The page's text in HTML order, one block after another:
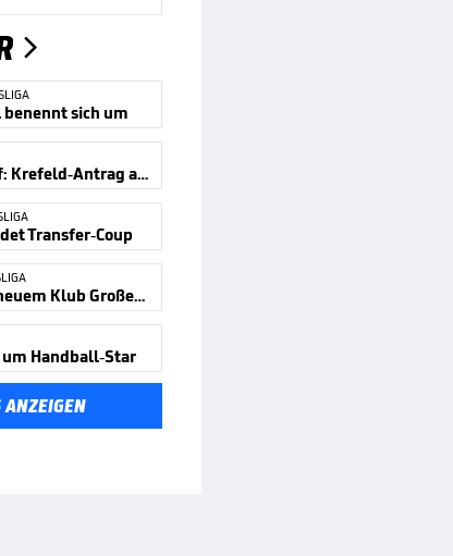

benennt sich um
Handball-Zoff: Krefeld-Antrag abgewiesen
Transfer-Coup
Golla hat mit neuem Klub Großes vor
Handball-Star
ANZEIGEN